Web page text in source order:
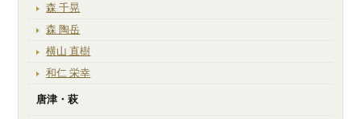
森 千晃
森 陶岳
横山 直樹
和仁 栄幸
唐津・萩